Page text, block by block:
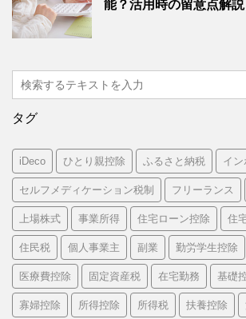
能？活用時の留意点解説
タグ
iDeco ひとり親控除 ふるさと納税 イ
セルフメディケーション税制 フリーランス
上場株式 事業所得 住宅ローン控除 住
住民税 個人事業主 副業 勤労学生控除
医療費控除 固定資産税 在宅勤務 基礎
寡婦控除 所得控除 所得税 扶養控除